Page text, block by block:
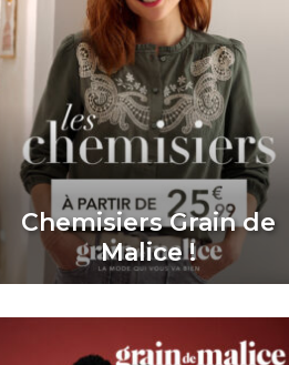
Chemisiers Grain de
Malice !